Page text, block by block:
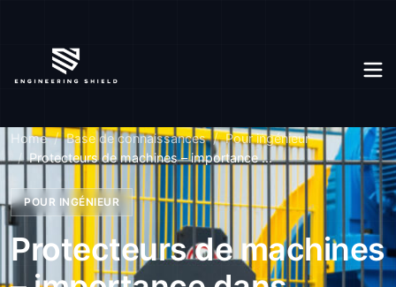
Home Base de connaissances
Pour ingénieur
Protecteurs de machines – importance ...
POUR INGÉNIEUR
Protecteurs de machines